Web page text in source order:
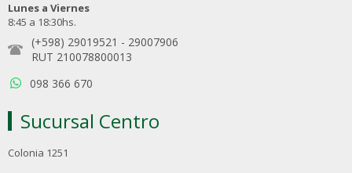
Lunes a Viernes
8:45 a 18:30hs.
(+598) 29019521 - 29007906
RUT 210078800013
098 366 670
Sucursal Centro
Colonia 1251